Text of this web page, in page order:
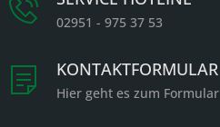
02951 - 975 37 53
KONTAKTFORMULAR
Hier geht es zum Formular